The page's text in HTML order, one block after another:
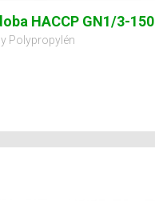
HACCP GN1/3-150
Polypropylén